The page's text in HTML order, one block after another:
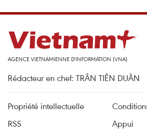
AGENCE VIETNAMIENNE D'INFORMATION (VNA)
Rédacteur en chef: TRÂN TIÊN DUÂN
Propriété intellectuelle
RSS
Appui